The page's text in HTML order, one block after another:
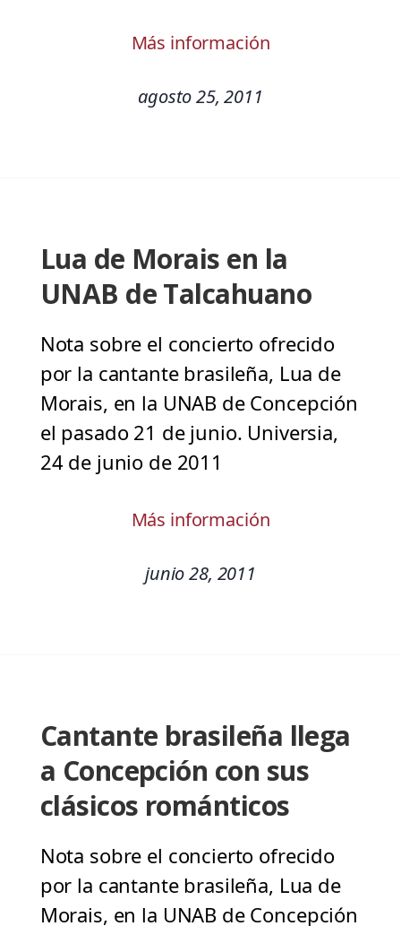
Más información
agosto 25, 2011
Lua de Morais en la
UNAB de Talcahuano
Nota sobre el concierto ofrecido
por la cantante brasileña, Lua de
Morais, en la UNAB de Concepción
el pasado 21 de junio. Universia,
24 de junio de 2011
Más información
junio 28, 2011
Cantante brasileña llega
a Concepción con sus
clásicos románticos
Nota sobre el concierto ofrecido
por la cantante brasileña, Lua de
Morais, en la UNAB de Concepción